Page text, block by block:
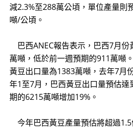
減2.3%至288萬公頃，單位產量則
噸/公頃。
巴西ANEC報告表示，巴西7月份
萬噸，低於前一週預期的911萬噸
黃豆出口量為1383萬噸，去年7月
年1至7月，巴西黃豆出口量預估
期的6215萬噸增加19%。
今年巴西黃豆產量預估將超過